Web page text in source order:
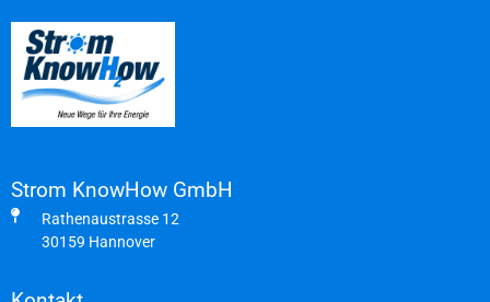
Strom KnowHow GmbH
Rathenaustrasse 12
30159 Hannover